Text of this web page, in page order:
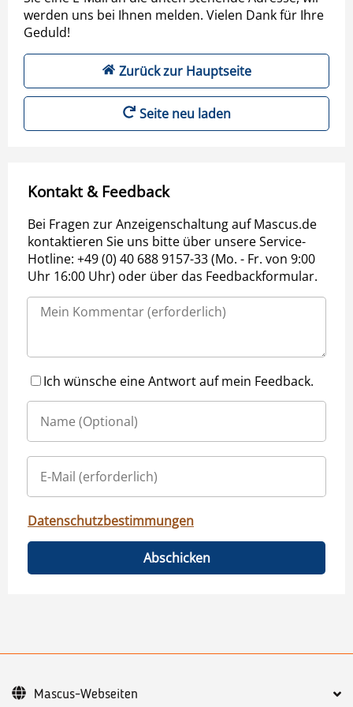
werden uns bei Ihnen melden. Vielen Dank für Ihre
Geduld!
Zurück zur Hauptseite
Seite neu laden
Kontakt & Feedback
Bei Fragen zur Anzeigenschaltung auf Mascus.de
kontaktieren Sie uns bitte über unsere Service-
Hotline: +49 (0) 40 688 9157-33 (Mo. - Fr. von 9:00
Uhr 16:00 Uhr) oder über das Feedbackformular.
Ich wünsche eine Antwort auf mein Feedback.
Datenschutzbestimmungen
Abschicken
Mascus-Webseiten